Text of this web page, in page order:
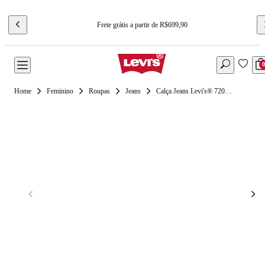
Frete grátis a partir de R$699,90
0
Feminino Roupas Jeans Calça Jeans Levi's® 720 High Rise Super Skinny